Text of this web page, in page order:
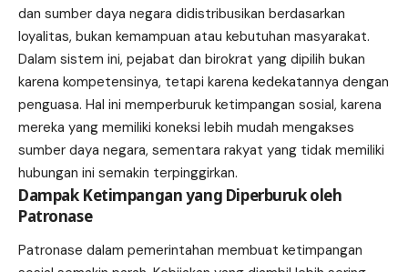
dan sumber daya negara didistribusikan berdasarkan
loyalitas, bukan kemampuan atau kebutuhan masyarakat.
Dalam sistem ini, pejabat dan birokrat yang dipilih bukan
karena kompetensinya, tetapi karena kedekatannya dengan
penguasa. Hal ini memperburuk ketimpangan sosial, karena
mereka yang memiliki koneksi lebih mudah mengakses
sumber daya negara, sementara rakyat yang tidak memiliki
hubungan ini semakin terpinggirkan.
Dampak Ketimpangan yang Diperburuk oleh
Patronase
Patronase dalam pemerintahan membuat ketimpangan